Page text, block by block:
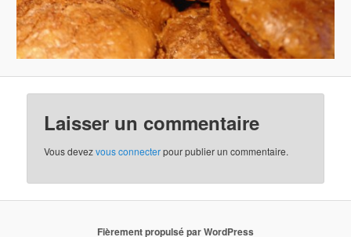
Laisser un commentaire
Vous devezvous connecterpour publier un commentaire.
Fièrement propulsé par WordPress